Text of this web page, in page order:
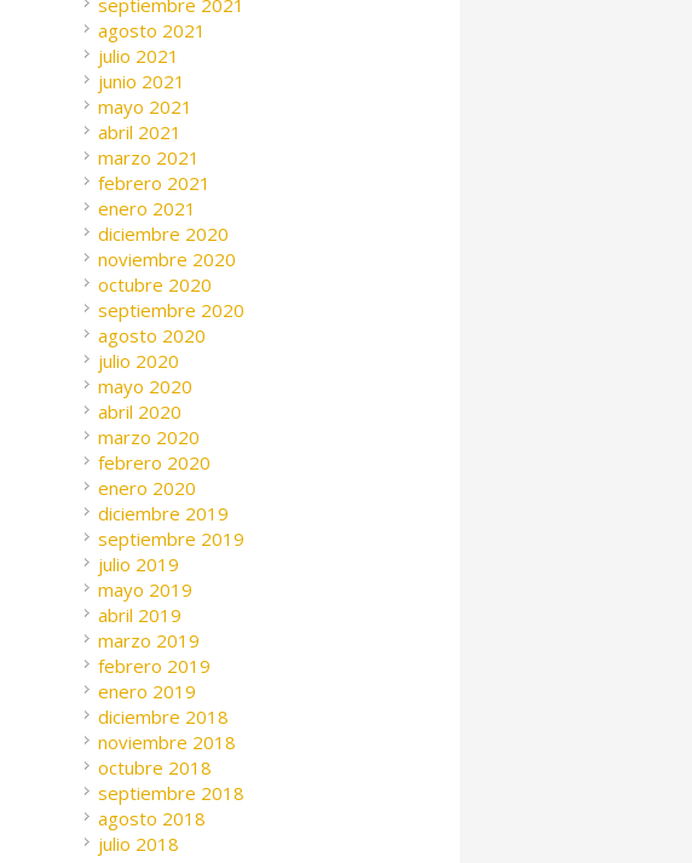
septiembre 2021
agosto 2021
julio 2021
junio 2021
mayo 2021
abril 2021
marzo 2021
febrero 2021
enero 2021
diciembre 2020
noviembre 2020
octubre 2020
septiembre 2020
agosto 2020
julio 2020
mayo 2020
abril 2020
marzo 2020
febrero 2020
enero 2020
diciembre 2019
septiembre 2019
julio 2019
mayo 2019
abril 2019
marzo 2019
febrero 2019
enero 2019
diciembre 2018
noviembre 2018
octubre 2018
septiembre 2018
agosto 2018
julio 2018